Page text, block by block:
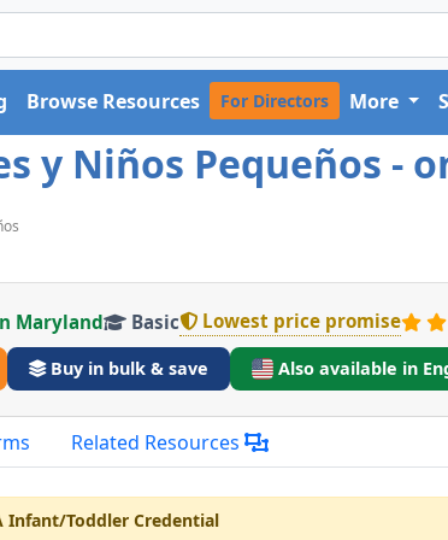
Browse Resources For Directors More
y Niños Pequeños -
Maryland Basic Lowest price promise
Buy in bulk & save Also available in
Related Resources
Infant/Toddler Credential